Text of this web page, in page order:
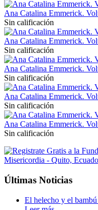
Ana Catalina Emmerick.
Sin calificación
Ana Catalina Emmerick.
Sin calificación
Ana Catalina Emmerick.
Sin calificación
Ana Catalina Emmerick.
Sin calificación
Ana Catalina Emmerick.
Sin calificación
Últimas Noticias
El helecho y el